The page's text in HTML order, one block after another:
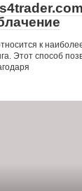
к
Этот способ